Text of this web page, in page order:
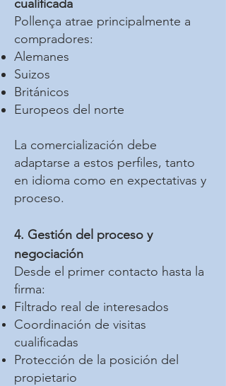
cualificada
Pollença atrae principalmente a
compradores:
Alemanes
Suizos
Británicos
Europeos del norte
La comercialización debe
adaptarse a estos perfiles, tanto
en idioma como en expectativas y
proceso.
4. Gestión del proceso y
negociación
Desde el primer contacto hasta la
firma:
Filtrado real de interesados
Coordinación de visitas
cualificadas
Protección de la posición del
propietario